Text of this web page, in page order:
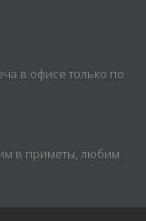
в офисе только по
в приметы, любим